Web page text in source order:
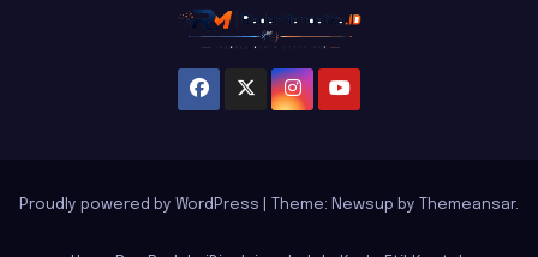
Proudly powered by WordPress Theme: Newsup by Themeansar.